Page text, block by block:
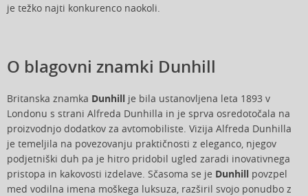
je težko najti konkurenco naokoli.
O blagovni znamki Dunhill
Britanska znamka Dunhill je bila ustanovljena leta 1893 v
Londonu s strani Alfreda Dunhilla in je sprva osredotočala na
proizvodnjo dodatkov za avtomobiliste. Vizija Alfreda Dunhilla
je temeljila na povezovanju praktičnosti z eleganco, njegov
podjetniški duh pa je hitro pridobil ugled zaradi inovativnega
pristopa in kakovosti izdelave. Sčasoma se je Dunhill povzpel
med vodilna imena moškega luksuza, razširil svojo ponudbo z